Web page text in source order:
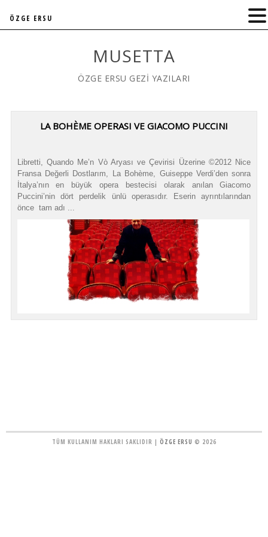
MUSETTA
ÖZGE ERSU GEZİ YAZILARI
LA BOHÈME OPERASI VE GIACOMO PUCCINI
Libretti, Quando Me’n Vò Aryası ve Çevirisi Üzerine ©2012 Nice
Fransa Değerli Dostlarım, La Bohème, Guiseppe Verdi’den sonra
İtalya’nın en büyük opera bestecisi olarak anılan Giacomo
Puccini’nin dört perdelik ünlü operasıdır. Eserin ayrıntılarından
önce tam adı ...
TÜM KULLANIM HAKLARI SAKLIDIR | ÖZGE ERSU © 2026
ÖZGE ERSU